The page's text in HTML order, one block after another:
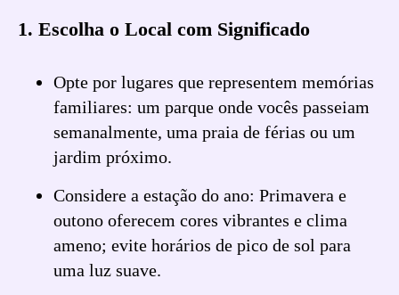
1. Escolha o Local com Significado
Opte por lugares que representem memórias
familiares: um parque onde vocês passeiam
semanalmente, uma praia de férias ou um
jardim próximo.
Considere a estação do ano: Primavera e
outono oferecem cores vibrantes e clima
ameno; evite horários de pico de sol para
uma luz suave.